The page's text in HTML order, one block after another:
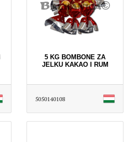
5 KG BOMBONE ZA
JELKU KAKAO I RUM
5050140108